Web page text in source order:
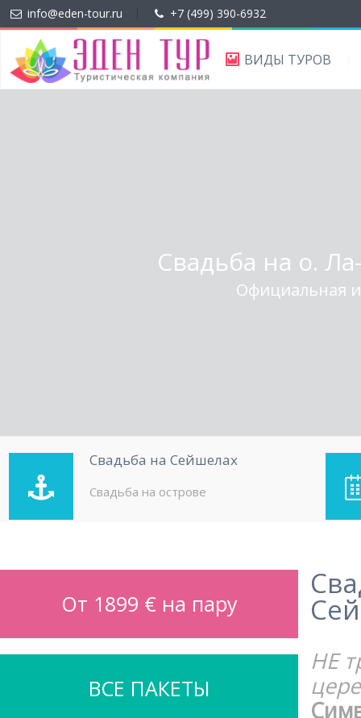
info@eden-tour.ru +7 (499) 390-6932
ВИДЫ ТУРОВ
Свадьба на о.
Официальная
Свадьба на Сейшелах
Свадьба на острове
От 1899 € на пару
ВСЕ ПАКЕТЫ
НЕ